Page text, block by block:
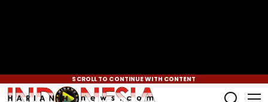
SCROLL TO CONTINUE WITH CONTENT